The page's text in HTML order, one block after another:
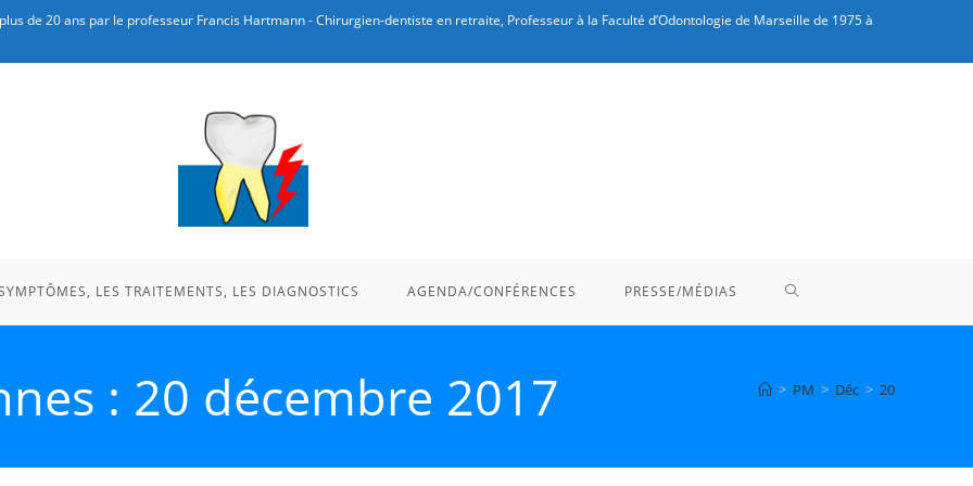
de 20 ans par le professeur Francis Hartmann - Chirurgien-dentiste en retraite, Professeur à la Faculté d’Odontologie de Marseille de 1975 à
LES TRAITEMENTS, LES DIAGNOSTICS AGENDA/CONFÉRENCES PRESSE/MÉDIAS TOGGLE
: 20 décembre 2017 > PM > Déc > 20